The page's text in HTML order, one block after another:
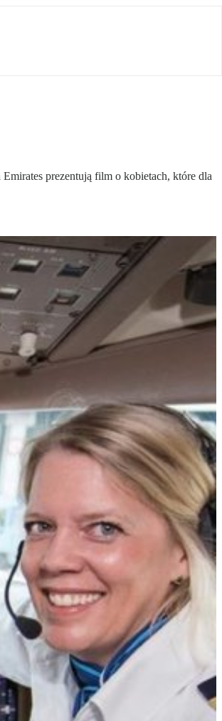
prezentują film o kobietach, które dla